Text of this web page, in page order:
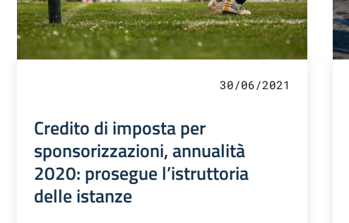
30/06/2021
Credito di imposta per
sponsorizzazioni, annualità
2020: prosegue l’istruttoria
delle istanze